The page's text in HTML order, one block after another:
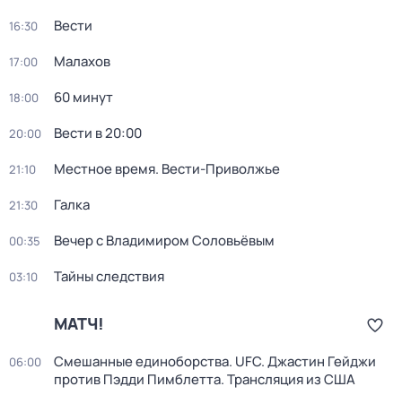
16:30 Вести
17:00 Малахов
18:00 60 минут
20:00 Вести в 20:00
21:10 Местное время. Вести-Приволжье
21:30 Галка
00:35 Вечер с Владимиром Соловьёвым
03:10 Тайны следствия
МАТЧ!
06:00
Смешанные единоборства. UFC. Джастин Гейджи
против Пэдди Пимблетта. Трансляция из США